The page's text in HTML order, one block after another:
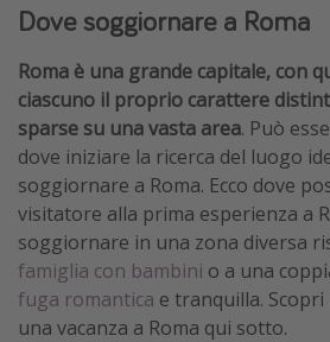
Dove soggiornare a Roma
Roma è una grande capitale, con
ciascuno il proprio carattere
sparse su una vasta area. Può
dove iniziare la ricerca del luogo
soggiornare a Roma. Ecco dove
visitatore alla prima esperienza a
soggiornare in una zona diversa
famiglia con bambini o a una
fuga romantica e tranquilla.
una vacanza a Roma qui sotto.